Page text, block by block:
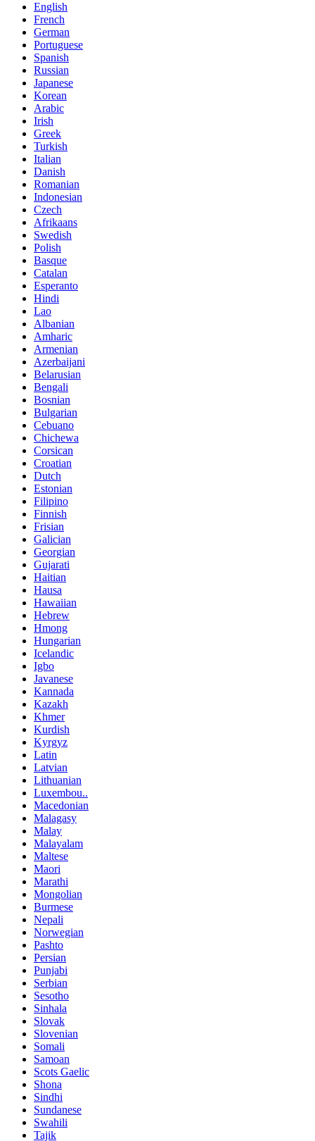
English
French
German
Portuguese
Spanish
Russian
Japanese
Korean
Arabic
Irish
Greek
Turkish
Italian
Danish
Romanian
Indonesian
Czech
Afrikaans
Swedish
Polish
Basque
Catalan
Esperanto
Hindi
Lao
Albanian
Amharic
Armenian
Azerbaijani
Belarusian
Bengali
Bosnian
Bulgarian
Cebuano
Chichewa
Corsican
Croatian
Dutch
Estonian
Filipino
Finnish
Frisian
Galician
Georgian
Gujarati
Haitian
Hausa
Hawaiian
Hebrew
Hmong
Hungarian
Icelandic
Igbo
Javanese
Kannada
Kazakh
Khmer
Kurdish
Kyrgyz
Latin
Latvian
Lithuanian
Luxembou..
Macedonian
Malagasy
Malay
Malayalam
Maltese
Maori
Marathi
Mongolian
Burmese
Nepali
Norwegian
Pashto
Persian
Punjabi
Serbian
Sesotho
Sinhala
Slovak
Slovenian
Somali
Samoan
Scots Gaelic
Shona
Sindhi
Sundanese
Swahili
Tajik